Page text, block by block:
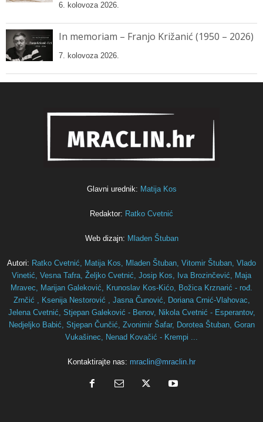
6. kolovoza 2026.
In memoriam – Franjo Križanić (1950 – 2026)
7. kolovoza 2026.
Glavni urednik: Matija Kos
Redaktor: Ratko Cvetnić
Web dizajn: Mladen Štuban
Autori: Ratko Cvetnić, Matija Kos, Mladen Štuban, Vitomir Štuban, Vlado
Vinetić, Vesna Tafra, Željko Cvetnić, Josip Kos, Iva Brozinčević, Maja
Mravec, Marijan Galeković, Krunoslav Kos-Kićo, Božica Krznarić - rođ.
Zrnčić , Ksenija Nestorović , Jasna Čunović, Doriana Crnić-Vlahovac,
Jelena Cvetnić, Stjepan Galeković - Benov, Nikola Cvetnić - Esperantov,
Nedjeljko Babić, Stjepan Čunčić, Zvonimir Šafar, Dorotea Štuban, Goran
Vukašinec, Nenad Kovačić - Krempi ...
Kontaktirajte nas: mraclin@mraclin.hr